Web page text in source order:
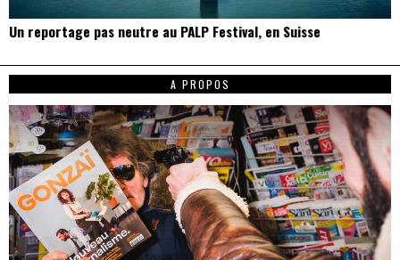
Un reportage pas neutre au PALP Festival, en Suisse
A PROPOS